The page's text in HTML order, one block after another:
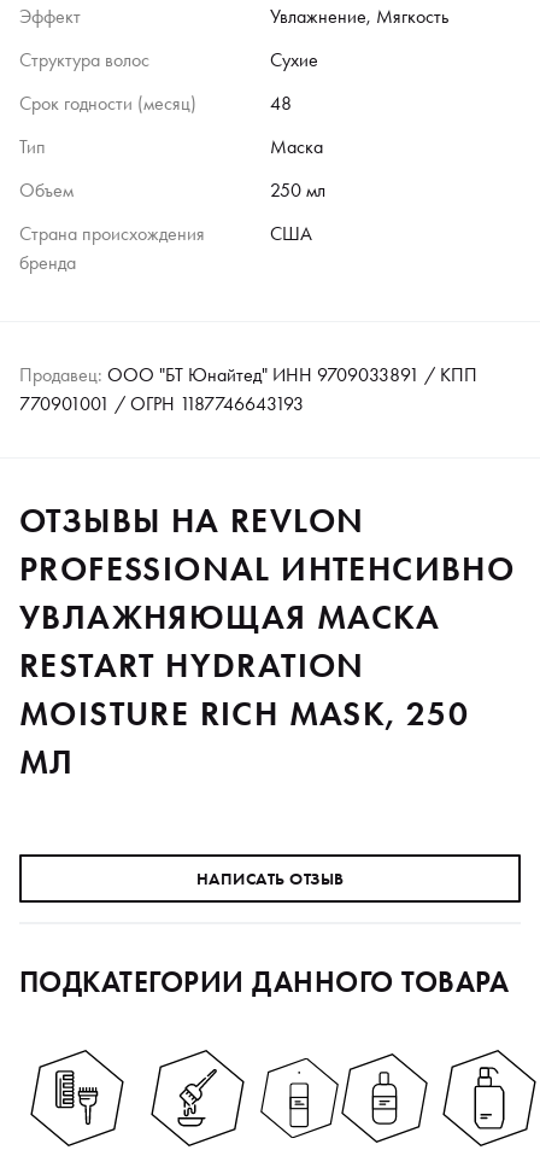
Эффект
Увлажнение, Мягкость
Структура волос
Сухие
Срок годности (месяц)
48
Тип
Маска
Объем
250 мл
Страна происхождения
бренда
США
Продавец: ООО "БТ Юнайтед" ИНН 9709033891 / КПП
770901001 / ОГРН 1187746643193
ОТЗЫВЫ НА REVLON
PROFESSIONAL ИНТЕНСИВНО
УВЛАЖНЯЮЩАЯ МАСКА
RESTART HYDRATION
MOISTURE RICH MASK, 250
МЛ
НАПИСАТЬ ОТЗЫВ
ПОДКАТЕГОРИИ ДАННОГО ТОВАРА